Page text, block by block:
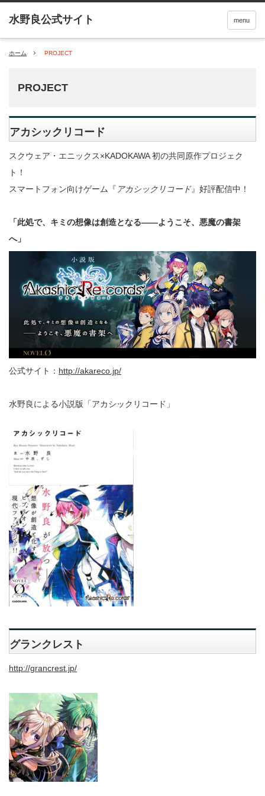
menu
ホーム PROJECT
PROJECT
アカシックリコード
スクウェア・エニックス×KADOKAWA 初の共同原作プロジェク
ト！
スマートフォン向けゲーム『 アカシックリコード』好評配信中！
「此処で、キミの想像は創造となる――ようこそ、悪魔の書架
へ」
公式サイト： http://akareco.jp/
水野良による小説版「アカシックリコード」
グランクレスト
http://grancrest.jp/